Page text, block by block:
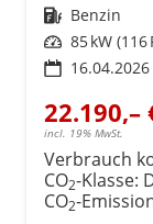
Kraftstoff Benzin
Leistung 85 kW (116
16.04.2026
22.190,–
incl. 19% MwSt.
Verbrauch
CO2-Klasse:
CO2-